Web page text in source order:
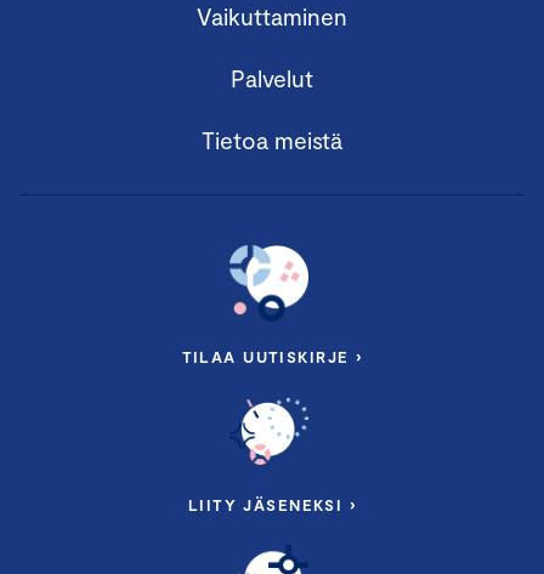
Vaikuttaminen
Palvelut
Tietoa meistä
TILAA UUTISKIRJE ›
LIITY JÄSENEKSI ›